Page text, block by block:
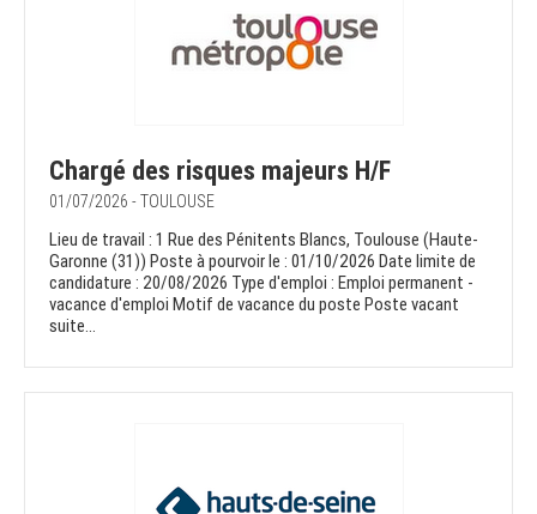
Chargé des risques majeurs H/F
01/07/2026 - TOULOUSE
Lieu de travail : 1 Rue des Pénitents Blancs, Toulouse (Haute-
Garonne (31)) Poste à pourvoir le : 01/10/2026 Date limite de
candidature : 20/08/2026 Type d'emploi : Emploi permanent -
vacance d'emploi Motif de vacance du poste Poste vacant
suite...